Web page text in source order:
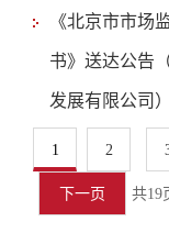
《北京市市场
书》送达公告
发展有限公司）
1 2
下一页 共19